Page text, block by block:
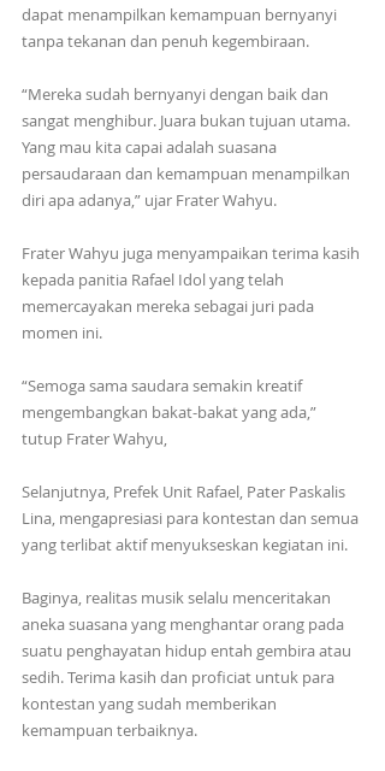
dapat menampilkan kemampuan bernyanyi
tanpa tekanan dan penuh kegembiraan.
“Mereka sudah bernyanyi dengan baik dan
sangat menghibur. Juara bukan tujuan utama.
Yang mau kita capai adalah suasana
persaudaraan dan kemampuan menampilkan
diri apa adanya,” ujar Frater Wahyu.
Frater Wahyu juga menyampaikan terima kasih
kepada panitia Rafael Idol yang telah
memercayakan mereka sebagai juri pada
momen ini.
“Semoga sama saudara semakin kreatif
mengembangkan bakat-bakat yang ada,”
tutup Frater Wahyu,
Selanjutnya, Prefek Unit Rafael, Pater Paskalis
Lina, mengapresiasi para kontestan dan semua
yang terlibat aktif menyukseskan kegiatan ini.
Baginya, realitas musik selalu menceritakan
aneka suasana yang menghantar orang pada
suatu penghayatan hidup entah gembira atau
sedih. Terima kasih dan proficiat untuk para
kontestan yang sudah memberikan
kemampuan terbaiknya.